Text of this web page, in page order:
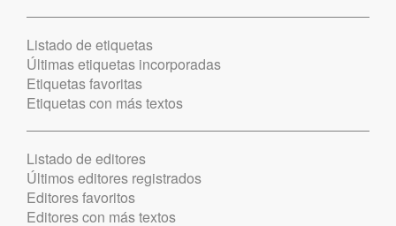
Listado de etiquetas
Últimas etiquetas incorporadas
Etiquetas favoritas
Etiquetas con más textos
Listado de editores
Últimos editores registrados
Editores favoritos
Editores con más textos